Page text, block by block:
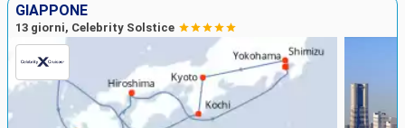
GIAPPONE
13 giorni, Celebrity Solstice